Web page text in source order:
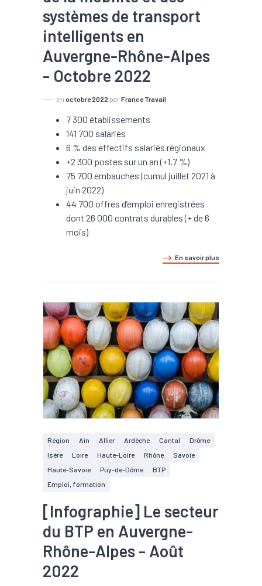
systèmes de transport
intelligents en
Auvergne-Rhône-Alpes
- Octobre 2022
en octobre 2022 par France Travail
7 300 établissements
141 700 salariés
6 % des effectifs salariés régionaux
+2 300 postes sur un an (+1,7 %)
75 700 embauches (cumul juillet 2021 à
juin 2022)
44 700 offres d’emploi enregistrées
dont 26 000 contrats durables (+ de 6
mois)
En savoir plus
Région Ain Allier Ardèche Cantal
Drôme
Isère
Loire Haute-Loire Rhône
Savoie
Haute-Savoie
Puy-de-Dôme
BTP
Emploi, formation
[Infographie] Le secteur
du BTP en Auvergne-
Rhône-Alpes - Août
2022